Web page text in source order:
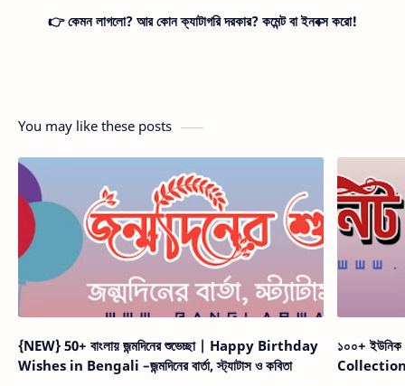
👉 কেমন লাগলো? আর কোন ক্যাটাগরি দরকার? কমেন্ট বা ইনবক্স করো!
You may like these posts
{NEW} 50+ বাংলায় জন্মদিনের শুভেচ্ছা | Happy Birthday
Wishes in Bengali –জন্মদিনের বার্তা, স্ট্যাটাস ও কবিতা
১০০+